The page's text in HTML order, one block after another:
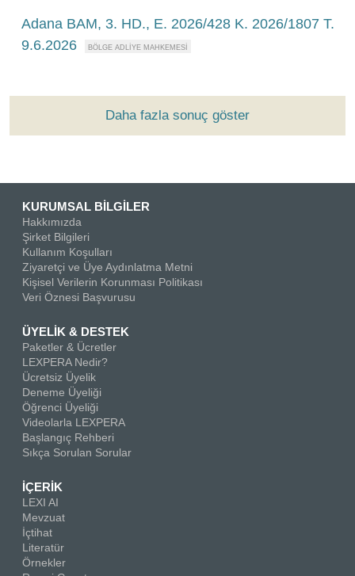
Adana BAM, 3. HD., E. 2026/428 K. 2026/1807 T.
9.6.2026
Daha fazla sonuç göster
KURUMSAL BİLGİLER
Hakkımızda
Şirket Bilgileri
Kullanım Koşulları
Ziyaretçi ve Üye Aydınlatma Metni
Kişisel Verilerin Korunması Politikası
Veri Öznesi Başvurusu
ÜYELİK & DESTEK
Paketler & Ücretler
LEXPERA Nedir?
Ücretsiz Üyelik
Deneme Üyeliği
Öğrenci Üyeliği
Videolarla LEXPERA
Başlangıç Rehberi
Sıkça Sorulan Sorular
İÇERİK
LEXI AI
Mevzuat
İçtihat
Literatür
Örnekler